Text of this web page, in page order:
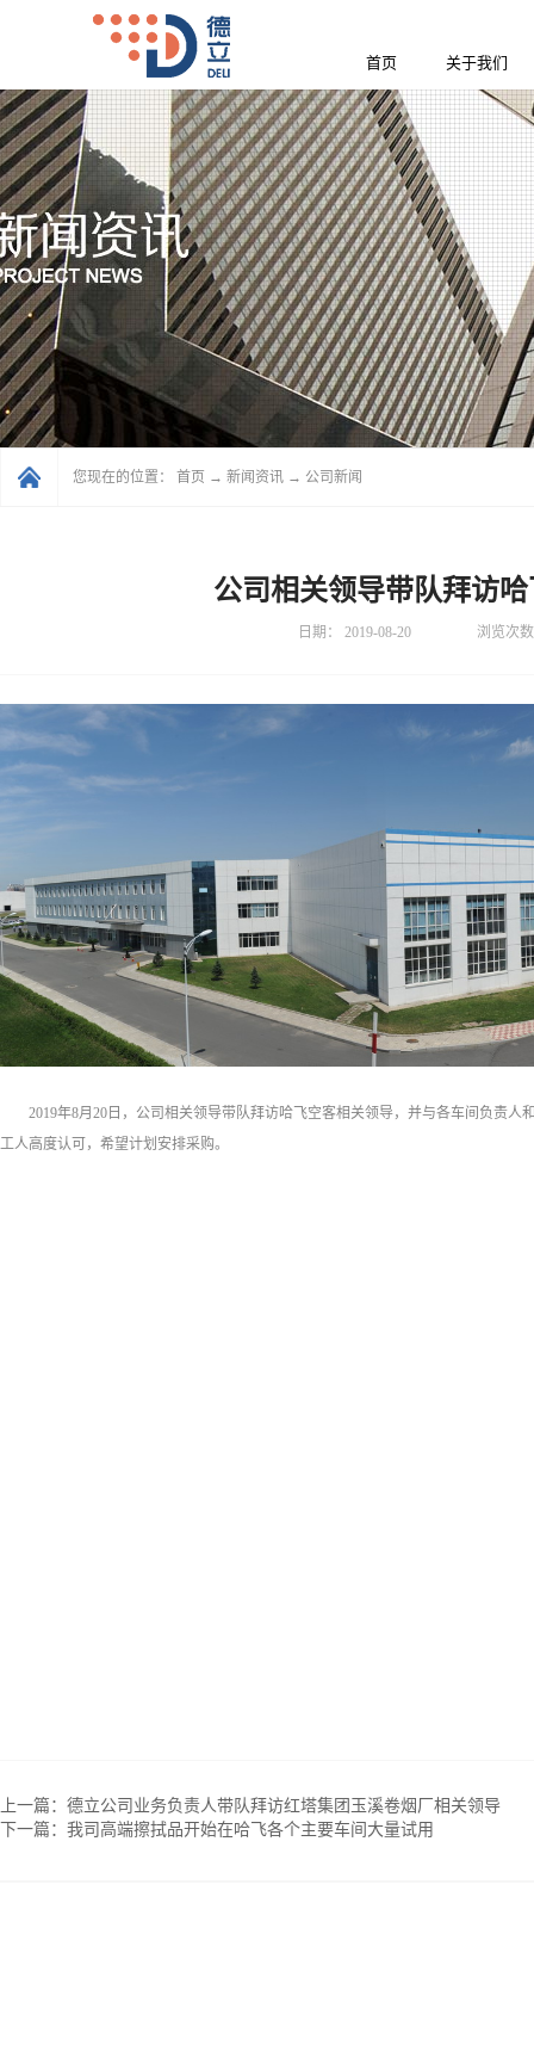
首页 关于我们
您现在的位置： 首页 → 新闻资讯 → 公司新闻
公司相关领导带队拜访
日期： 2019-08-20 浏览次
2019年8月20日，公司相关领导带队拜访哈飞空客相关领导，并与各车间负责
工人高度认可，希望计划安排采购。
上一篇： 德立公司业务负责人带队拜访红塔集团玉溪卷烟厂相关领导
下一篇： 我司高端擦拭品开始在哈飞各个主要车间大量试用